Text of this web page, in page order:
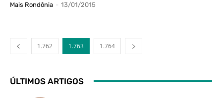
Mais Rondônia - 13/01/2015
1.762 1.763 1.764
ÚLTIMOS ARTIGOS